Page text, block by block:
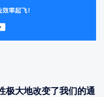
极大地改变了我们的通